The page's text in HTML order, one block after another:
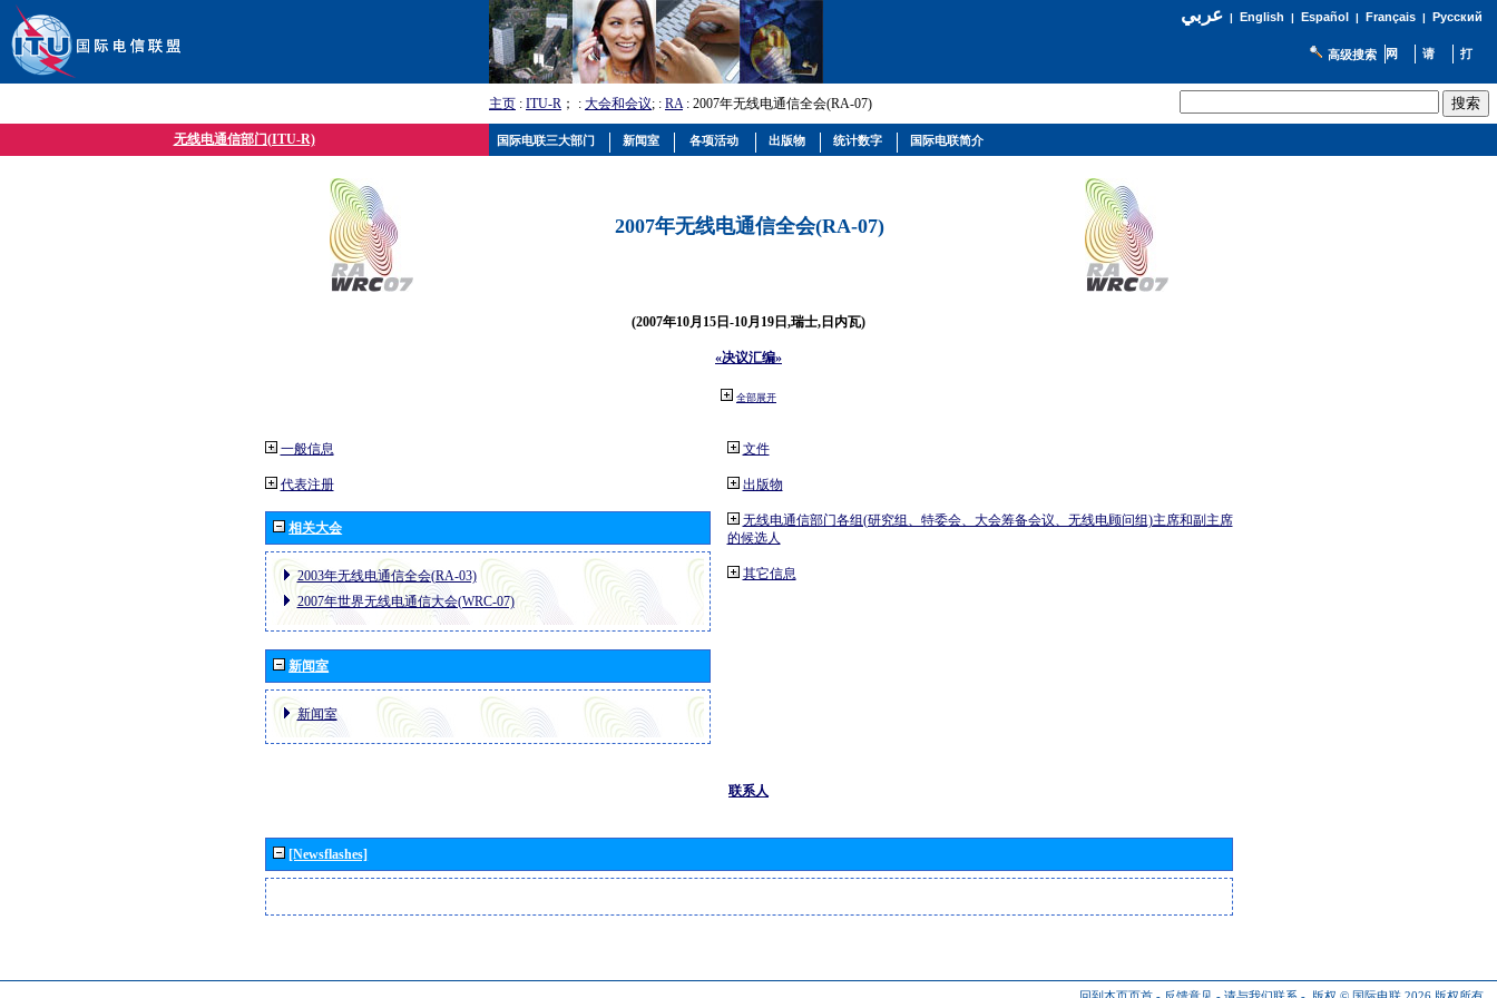
عربي| English | Español | Français| Русский
高级搜索
主页 : ITU-R ； : 大会和会议; : RA: 2007年无线电通信全会(RA-07)
无线电通信部门(ITU-R)
2007年无线电通信全会(RA-07)
(2007年10月15日-10月19日,瑞士,日内瓦)
«决议汇编»
全部展开
一般信息
代表注册
相关大会
2003年无线电通信全会(RA-03)
2007年世界无线电通信大会(WRC-07)
新闻室
新闻室
文件
出版物
无线电通信部门各组(研究组、特委会、大会筹备会议、无线电顾问组)主席和副主席
的候选人
其它信息
联系人
[Newsflashes]
国际电联三大部门 新闻室 各项活动 出版物 统计数字 国际电联简介